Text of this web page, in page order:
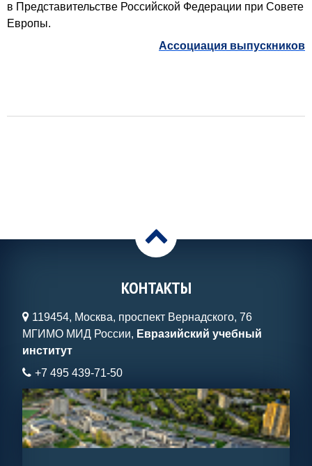
в Представительстве Российской Федерации при Совете
Европы.
Ассоциация выпускников
>
КОНТАКТЫ
119454, Москва, проспект Вернадского, 76
МГИМО МИД России, Евразийский учебный
институт
+7 495 439-71-50